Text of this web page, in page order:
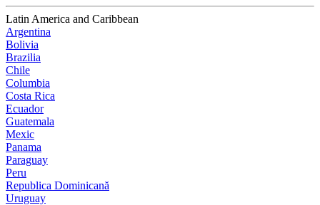
Latin America and Caribbean
Argentina
Bolivia
Brazilia
Chile
Columbia
Costa Rica
Ecuador
Guatemala
Mexic
Panama
Paraguay
Peru
Republica Dominicană
Uruguay